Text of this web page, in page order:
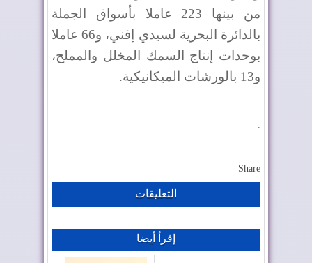
من بينها 223 عاملا بأسواق الجملة
بالدائرة البحرية لسيدي إفني، و66 عاملا
بوحدات إنتاج السمك المخلل والمملح،
و13 بالورشات الميكانيكية.
Share
التعليقات
إقرأ أيضا